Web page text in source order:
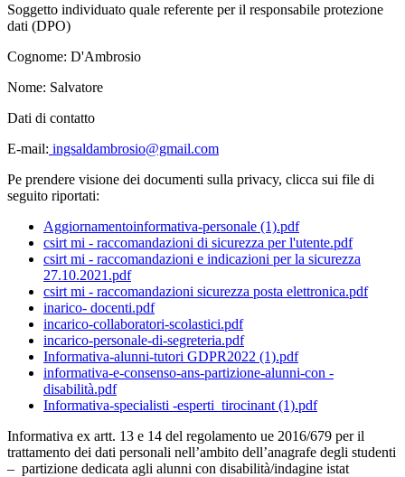
Soggetto individuato quale referente per il responsabile protezione
dati (DPO)
Cognome: D'Ambrosio
Nome: Salvatore
Dati di contatto
E-mail: ingsaldambrosio@gmail.com
Pe prendere visione dei documenti sulla privacy, clicca sui file di
seguito riportati:
Aggiornamentoinformativa-personale (1).pdf
csirt mi - raccomandazioni di sicurezza per l'utente.pdf
csirt mi - raccomandazioni e indicazioni per la sicurezza
27.10.2021.pdf
csirt mi - raccomandazioni sicurezza posta elettronica.pdf
inarico- docenti.pdf
incarico-collaboratori-scolastici.pdf
incarico-personale-di-segreteria.pdf
Informativa-alunni-tutori GDPR2022 (1).pdf
informativa-e-consenso-ans-partizione-alunni-con -
disabilità.pdf
Informativa-specialisti -esperti_tirocinant (1).pdf
Informativa ex artt. 13 e 14 del regolamento ue 2016/679 per il
trattamento dei dati personali nell’ambito dell’anagrafe degli studenti
– partizione dedicata agli alunni con disabilità/indagine istat